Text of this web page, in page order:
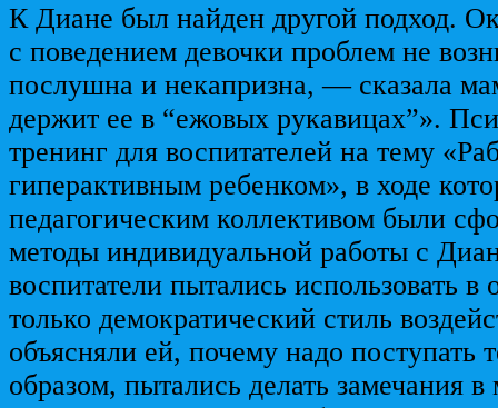
К Диане был найден другой подход.
с поведением девочки проблем не
послушна и некапризна, — сказала
держит ее в “ежовых рукавицах”».
тренинг для воспитателей на тему
гиперактивным ребенком», в ходе
педагогическим коллективом были
методы индивидуальной работы с
воспитатели пытались использовать
только демократический стиль
объясняли ей, почему надо поступать
образом, пытались делать замечания